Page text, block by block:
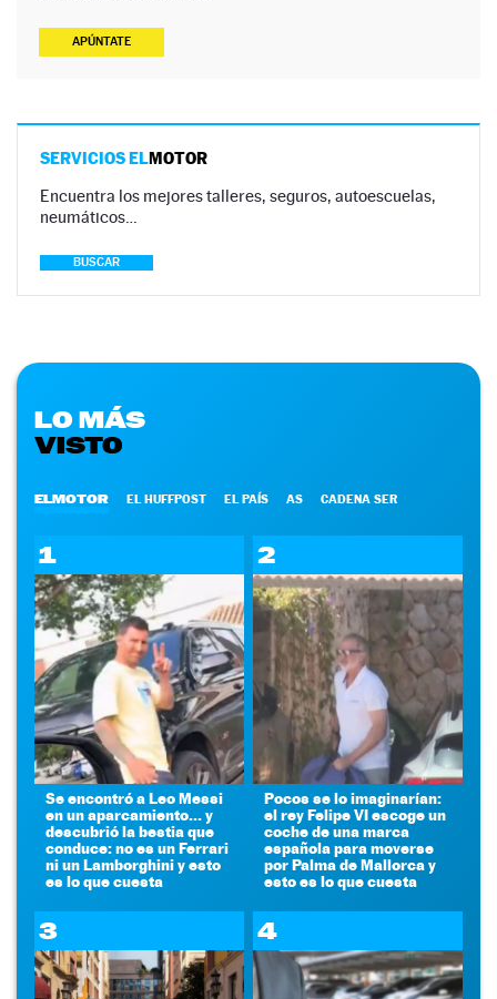
APÚNTATE
SERVICIOS ELMOTOR
Encuentra los mejores talleres, seguros, autoescuelas,
neumáticos…
BUSCAR
LO MÁS
VISTO
ELMOTOR EL HUFFPOST EL PAÍS AS CADENA SER
1
Se encontró a Leo Messi
en un aparcamiento... y
descubrió la bestia que
conduce: no es un Ferrari
ni un Lamborghini y esto
es lo que cuesta
2
Pocos se lo imaginarían:
el rey Felipe VI escoge un
coche de una marca
española para moverse
por Palma de Mallorca y
esto es lo que cuesta
3 4